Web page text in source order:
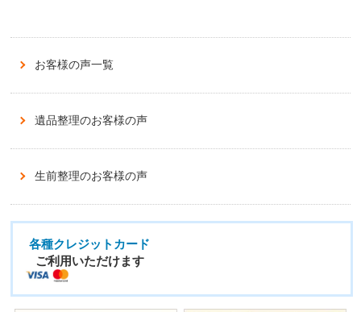
お客様の声一覧
遺品整理のお客様の声
生前整理のお客様の声
各種クレジットカード
ご利用いただけます